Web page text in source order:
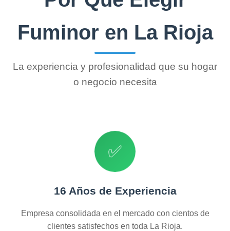
Fuminor en La Rioja
La experiencia y profesionalidad que su hogar
o negocio necesita
✅
16 Años de Experiencia
Empresa consolidada en el mercado con cientos de
clientes satisfechos en toda La Rioja.